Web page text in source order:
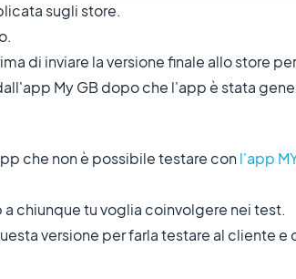
sugli store.
di inviare la versione finale allo store
My GB dopo che l'app è stata
che non è possibile testare conl'app
chiunque tu voglia coinvolgere nei test.
versione per farla testare al cliente e